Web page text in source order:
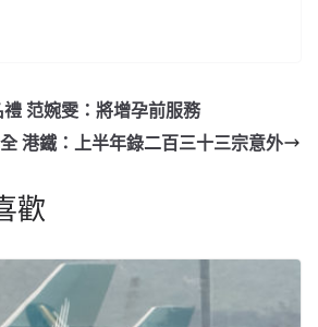
范婉雯：將增孕前服務
港鐵：上半年錄二百三十三宗意外
歡